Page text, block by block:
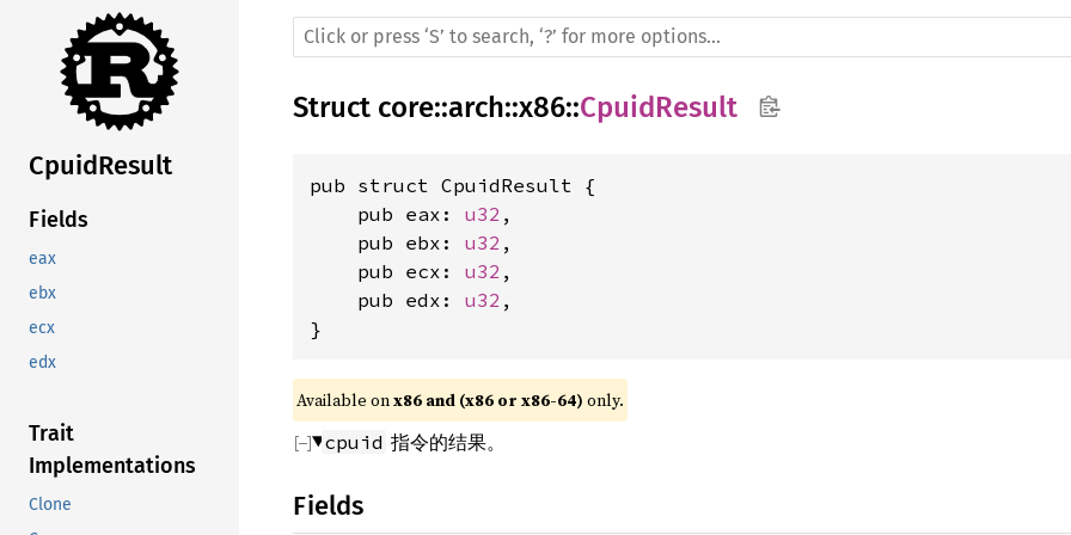
CpuidResult
Fields
eax
ebx
ecx
edx
Trait
Implementations
Clone
Struct core::arch::x86::CpuidResult
pub struct CpuidResult {
    pub eax:
u32 ,
    pub ebx:
u32 ,
    pub ecx:
u32 ,
    pub edx:
u32 ,
}
Available on x86 and (x86 or x86-64) only.
cpuid 指令的结果。
Fields